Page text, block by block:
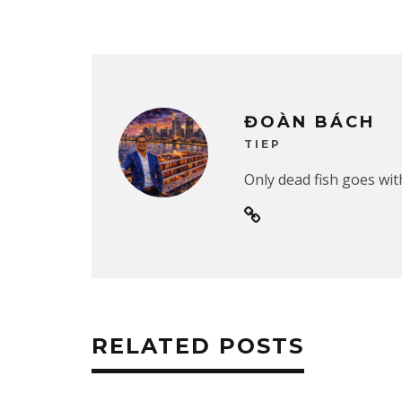
ĐOÀN BÁCH
TIEP
Only dead fish goes
RELATED POSTS